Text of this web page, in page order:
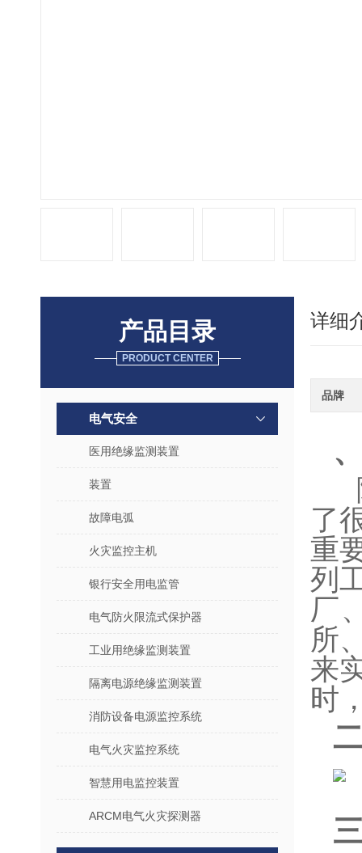
产品目录
PRODUCT CENTER
电气安全
医用绝缘监测装置
装置
故障电弧
火灾监控主机
银行安全用电监管
电气防火限流式保护器
工业用绝缘监测装置
隔离电源绝缘监测装置
消防设备电源监控系统
电气火灾监控系统
智慧用电监控装置
ARCM电气火灾探测器
详细
品牌
了
重
列
厂
所
来
时